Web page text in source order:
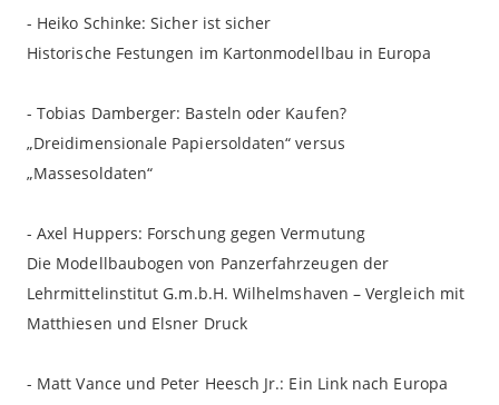
- Heiko Schinke: Sicher ist sicher
Historische Festungen im Kartonmodellbau in Europa
- Tobias Damberger: Basteln oder Kaufen?
„Dreidimensionale Papiersoldaten“ versus
„Massesoldaten“
- Axel Huppers: Forschung gegen Vermutung
Die Modellbaubogen von Panzerfahrzeugen der
Lehrmittelinstitut G.m.b.H. Wilhelmshaven – Vergleich mit
Matthiesen und Elsner Druck
- Matt Vance und Peter Heesch Jr.: Ein Link nach Europa